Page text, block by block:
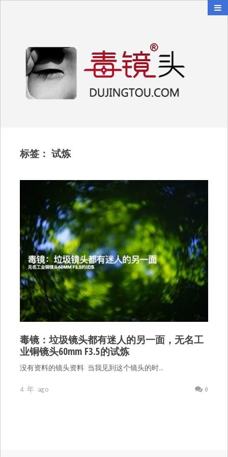
标签： 试炼
毒镜：垃圾镜头都有迷人的另一面，无名工
业铜镜头60mm F3.5的试炼
没有资料的镜头资料 当我见到这个镜头的时…
0
4 年 ago